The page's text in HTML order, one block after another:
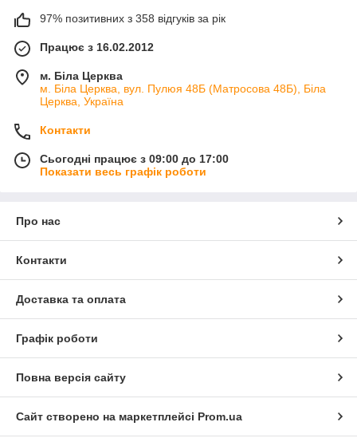
97% позитивних з 358 відгуків за рік
Працює з 16.02.2012
м. Біла Церква
м. Біла Церква, вул. Пулюя 48Б (Матросова 48Б), Біла
Церква, Україна
Контакти
Сьогодні працює з 09:00 до 17:00
Показати весь графік роботи
Про нас
Контакти
Доставка та оплата
Графік роботи
Повна версія сайту
Сайт створено на маркетплейсі Prom.ua